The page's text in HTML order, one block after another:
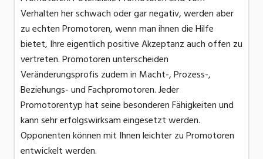
Verhalten her schwach oder gar negativ, werden aber
zu echten Promotoren, wenn man ihnen die Hilfe
bietet, Ihre eigentlich positive Akzeptanz auch offen zu
vertreten. Promotoren unterscheiden
Veränderungsprofis zudem in Macht-, Prozess-,
Beziehungs- und Fachpromotoren. Jeder
Promotorentyp hat seine besonderen Fähigkeiten und
kann sehr erfolgswirksam eingesetzt werden.
Opponenten können mit Ihnen leichter zu Promotoren
entwickelt werden.